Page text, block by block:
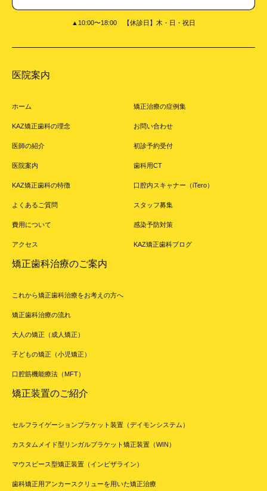
▲10:00〜18:00 【休診日】木・日・祝日
医院案内
ホーム
KAZ矯正歯科の理念
医師の紹介
医院案内
KAZ矯正歯科の特徴
よくあるご質問
費用について
アクセス
矯正治療の症例集
お問い合わせ
初診予約受付
歯科用CT
口腔内スキャナー（iTero）
スタッフ募集
感染予防対策
KAZ矯正歯科ブログ
矯正歯科治療のご案内
これから矯正歯科治療をお考えの方へ
矯正歯科治療の流れ
大人の矯正（成人矯正）
子どもの矯正（小児矯正）
口腔筋機能療法（MFT）
矯正装置のご紹介
セルフライゲーションブラケット装置（デイモンシステム）
カスタムメイド型リンガルブラケット矯正装置（WIN）
マウスピース型矯正装置（インビザライン）
歯科矯正用アンカースクリューを用いた矯正治療